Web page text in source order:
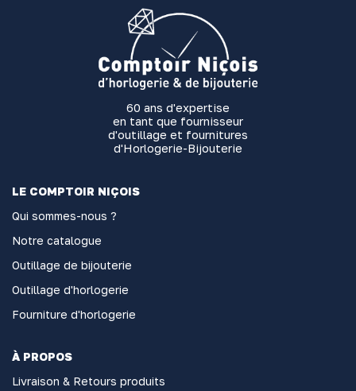
60 ans d'expertise
en tant que fournisseur
d'outillage et fournitures
d'Horlogerie-Bijouterie
LE COMPTOIR NIÇOIS
Qui sommes-nous ?
Notre catalogue
Outillage de bijouterie
Outillage d'horlogerie
Fourniture d'horlogerie
À PROPOS
Livraison & Retours produits